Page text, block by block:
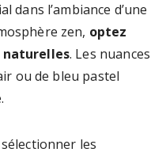
dans l’ambiance d’une
zen, optez
naturelles. Les nuances
ou de bleu pastel
les